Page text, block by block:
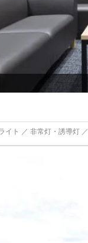
ト ／ 非常灯・誘導灯